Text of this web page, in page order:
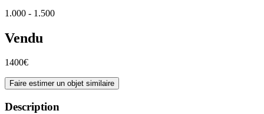
1.000 - 1.500
Vendu
1400€
Faire estimer un objet similaire
Description